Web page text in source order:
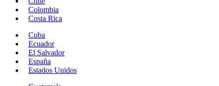
Colombia
Costa Rica
Cuba
Ecuador
El Salvador
España
Estados Unidos